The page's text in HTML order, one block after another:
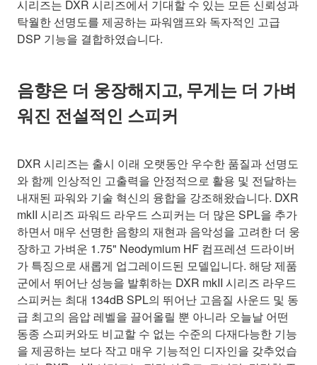
시리즈는 DXR 시리즈에서 기대할 수 있는 모든 신뢰성과
탁월한 선명도를 제공하는 파워앰프와 독자적인 고급
DSP 기능을 결합하였습니다.
음향은 더 웅장해지고, 무게는 더 가벼
워진 전설적인 스피커
DXR 시리즈는 출시 이래 오랫동안 우수한 품질과 선명도
와 함께 인상적인 고출력을 안정적으로 활용 및 전달하는
내재된 파워와 기술 혁신의 융합을 강조해왔습니다. DXR
mkII 시리즈 파워드 라우드 스피커는 더 많은 SPL을 추가
하면서 매우 선명한 음향의 재현과 음악성을 고려한 더 웅
장하고 가벼운 1.75" Neodymium HF 컴프레션 드라이버
가 특징으로 새롭게 업그레이드된 모델입니다. 해당 제품
군에서 뛰어난 성능을 발휘하는 DXR mkII 시리즈 라우드
스피커는 최대 134dB SPL의 뛰어난 고음질 사운드 및 동
급 최고의 음압 레벨을 끌어올릴 뿐 아니라 오늘날 어떤
동종 스피커와도 비교할 수 없는 수준의 다재다능한 기능
을 제공하는 보다 작고 매우 기능적인 디자인을 갖추었습